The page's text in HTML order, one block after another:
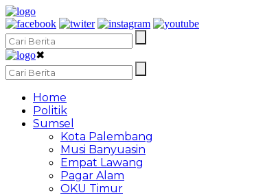
✖
Home
Politik
Sumsel
Kota Palembang
Musi Banyuasin
Empat Lawang
Pagar Alam
OKU Timur